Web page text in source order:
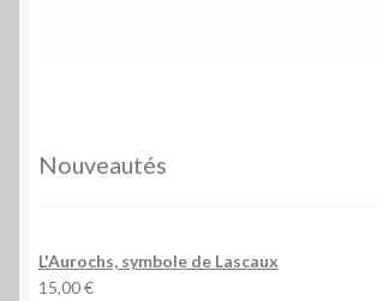
Nouveautés
L'Aurochs, symbole de Lascaux
15,00€